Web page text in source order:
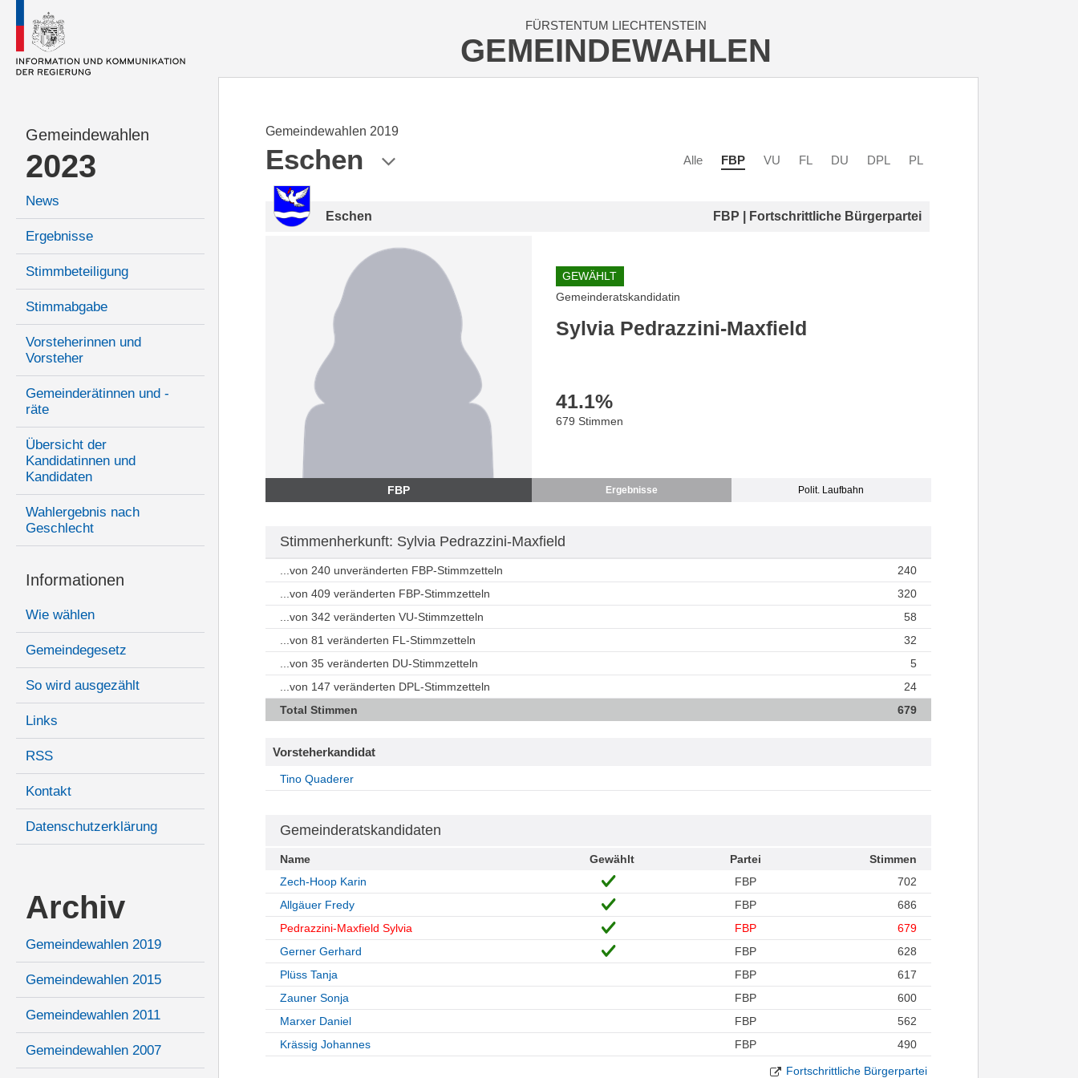
FÜRSTENTUM LIECHTENSTEIN
GEMEINDEWAHLEN
Gemeindewahlen
2023
News
Ergebnisse
Stimmbeteiligung
Stimmabgabe
Vorsteherinnen und
Vorsteher
Gemeinderätinnen und -
räte
Übersicht der
Kandidatinnen und
Kandidaten
Wahlergebnis nach
Geschlecht
Informationen
Wie wählen
Gemeindegesetz
So wird ausgezählt
Links
RSS
Kontakt
Datenschutzerklärung
Archiv
Gemeindewahlen 2019
Gemeindewahlen 2015
Gemeindewahlen 2011
Gemeindewahlen 2007
Gemeindewahlen 2019
Eschen Alle FBP VU FL DU DPL PL
Eschen FBP | Fortschrittliche Bürgerpartei
FBP
GEWÄHLT
Gemeinderatskandidatin
Sylvia Pedrazzini-Maxfield
41.1%
679 Stimmen
Ergebnisse Polit. Laufbahn
Stimmenherkunft: Sylvia Pedrazzini-Maxfield
...von 240 unveränderten FBP-Stimmzetteln
240
...von 409 veränderten FBP-Stimmzetteln
320
...von 342 veränderten VU-Stimmzetteln
58
...von 81 veränderten FL-Stimmzetteln
32
...von 35 veränderten DU-Stimmzetteln
5
...von 147 veränderten DPL-Stimmzetteln
24
Total Stimmen
679
Vorsteherkandidat
Tino Quaderer
Gemeinderatskandidaten
Name Gewählt Partei
Stimmen
Zech-Hoop Karin
FBP
702
Allgäuer Fredy
FBP
686
Pedrazzini-Maxfield Sylvia
FBP
679
Gerner Gerhard
FBP
628
Plüss Tanja
FBP
617
Zauner Sonja
FBP
600
Marxer Daniel
FBP
562
Krässig Johannes
FBP 490
Fortschrittliche Bürgerpartei